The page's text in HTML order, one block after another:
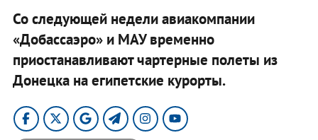
Со следующей недели авиакомпании
«Добассаэро» и МАУ временно
приостанавливают чартерные полеты из
Донецка на египетские курорты.